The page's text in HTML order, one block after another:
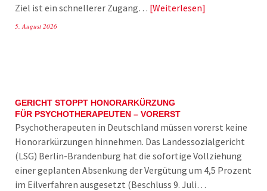
Ziel ist ein schnellerer Zugang… Weiterlesen
5. August 2026
GERICHT STOPPT HONORARKÜRZUNG
FÜR PSYCHOTHERAPEUTEN – VORERST
Psychotherapeuten in Deutschland müssen vorerst keine
Honorarkürzungen hinnehmen. Das Landessozialgericht
(LSG) Berlin-Brandenburg hat die sofortige Vollziehung
einer geplanten Absenkung der Vergütung um 4,5 Prozent
im Eilverfahren ausgesetzt (Beschluss 9. Juli…